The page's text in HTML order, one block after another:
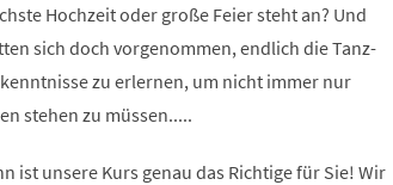
Hochzeit oder große Feier steht an? Und
sich doch vorgenommen, endlich die Tanz-
zu erlernen, um nicht immer nur
stehen zu müssen.....
ist unsere Kurs genau das Richtige für Sie! Wir